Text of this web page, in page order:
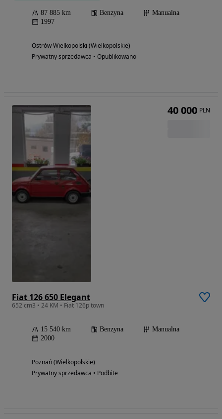
87 885 km Benzyna
Manualna
1997
Ostrów Wielkopolski (Wielkopolskie)
Prywatny sprzedawca • Opublikowano
Fiat 126 650 Elegant
652 cm3 • 24 KM • Fiat 126p town
15 540 km Benzyna
Manualna
2000
Poznań (Wielkopolskie)
Prywatny sprzedawca • Podbite
40 000 PLN